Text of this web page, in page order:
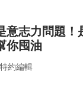
意志力問題！
你囤油
約編輯